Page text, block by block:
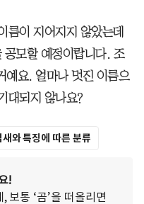
름이 지어지지 않았는데
공모할 예정이랍니다. 조
예요. 얼마나 멋진 이름으
대되지 않나요?
와 특징에 따른 분류
!
보통 ‘곰’을 떠올리면